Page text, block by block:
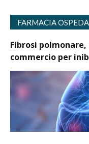
FARMACIA
Fibrosi
commercio per